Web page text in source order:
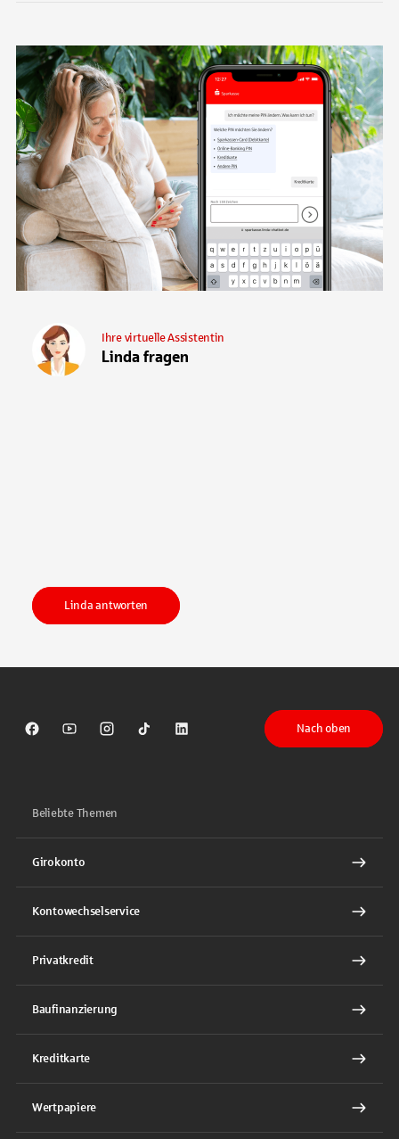
Linda fragen
Ihre virtuelle Assistentin
Linda antworten
Sparkasse auf Facebook
Sparkasse auf Youtube
Sparkasse auf Instagram
Sparkasse auf TikTok
Sparkasse auf LinkedIn
Nach oben
Beliebte Themen
Girokonto
Kontowechselservice
Privatkredit
Baufinanzierung
Kreditkarte
Wertpapiere